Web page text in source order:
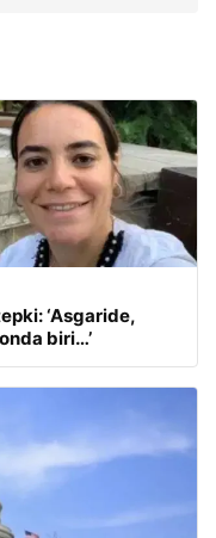
‘Asgaride,
biri…’